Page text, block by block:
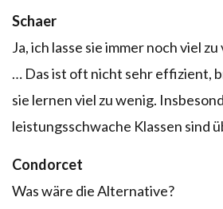
Schaer
Ja, ich lasse sie immer noch viel
… Das ist oft nicht sehr effizient,
sie lernen viel zu wenig.
leistungsschwache Klassen sind
Condorcet
Was wäre die Alternative?